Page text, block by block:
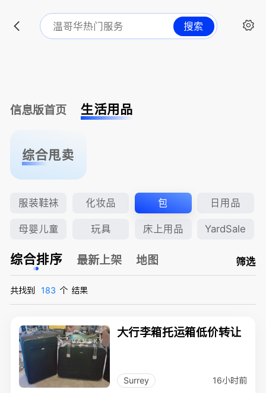
搜索
信息版首页 生活用品
综合甩卖
服装鞋袜 化妆品 包 日用品
母婴儿童 玩具 床上用品 YardSale
综合排序 最新上架 地图 筛选
共找到 183 个 结果
大行李箱托运箱低价转让
Surrey 16小时前